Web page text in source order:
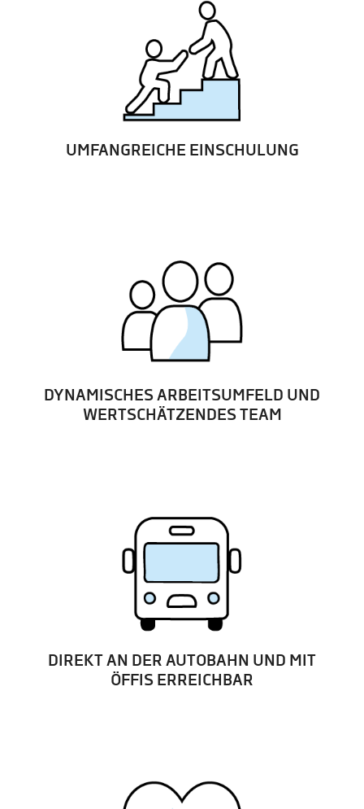
UMFANGREICHE EINSCHULUNG
DYNAMISCHES ARBEITSUMFELD UND
WERTSCHÄTZENDES TEAM
DIREKT AN DER AUTOBAHN UND MIT
ÖFFIS ERREICHBAR